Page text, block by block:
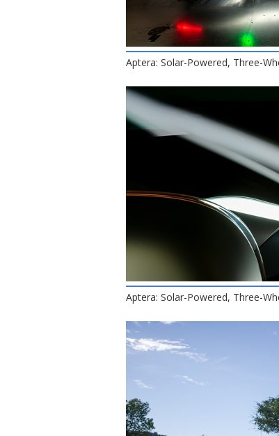
Aptera: Solar-Powered, Three-
Aptera: Solar-Powered, Three-